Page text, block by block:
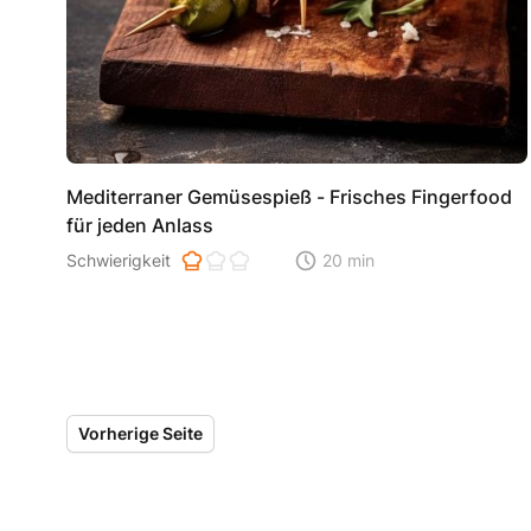
Mediterraner Gemüsespieß - Frisches Fingerfood
für jeden Anlass
Schwierigkeit der Zubereitung. 1 ist einfach 2 ist mittel 3
Schwierigkeit Zeitaufwand der der
20 min
Vorherige Seite